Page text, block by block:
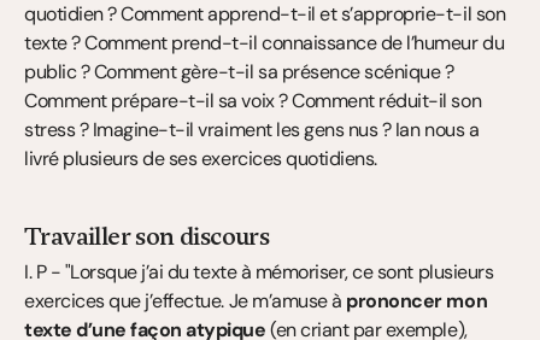
quotidien ? Comment apprend-t-il et s’approprie-t-il son
texte ? Comment prend-t-il connaissance de l’humeur du
public ? Comment gère-t-il sa présence scénique ?
Comment prépare-t-il sa voix ? Comment réduit-il son
stress ? Imagine-t-il vraiment les gens nus ? Ian nous a
livré plusieurs de ses exercices quotidiens.
Travailler son discours
I. P - "Lorsque j’ai du texte à mémoriser, ce sont plusieurs
exercices que j’effectue. Je m’amuse à prononcer mon
texte d’une façon atypique (en criant par exemple),